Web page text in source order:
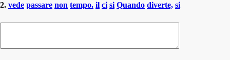
2. vede passare non tempo. il ci si Quando diverte, si